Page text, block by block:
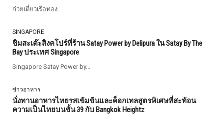
ก๋วยเตี๋ยวเรือทอง...
SINGAPORE
ชิมสะเต๊ะสิงคโปร์ที่ร้าน Satay Power by Delipura ใน Satay By The
Bay ประเทศ Singapore
Singapore Satay Power by...
ข่าวอาหาร
นั่งทานอาหารไทยรสเข้มข้นและค็อกเทลสูตรพิเศษที่สะท้อน
ความเป็นไทยบนชั้น 39 กับ Bangkok Heightz